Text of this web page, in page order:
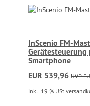
InScenio FM-
Gerätesteuerung
Smartphone
EUR 539,96 UVP
inkl. 19 % USt